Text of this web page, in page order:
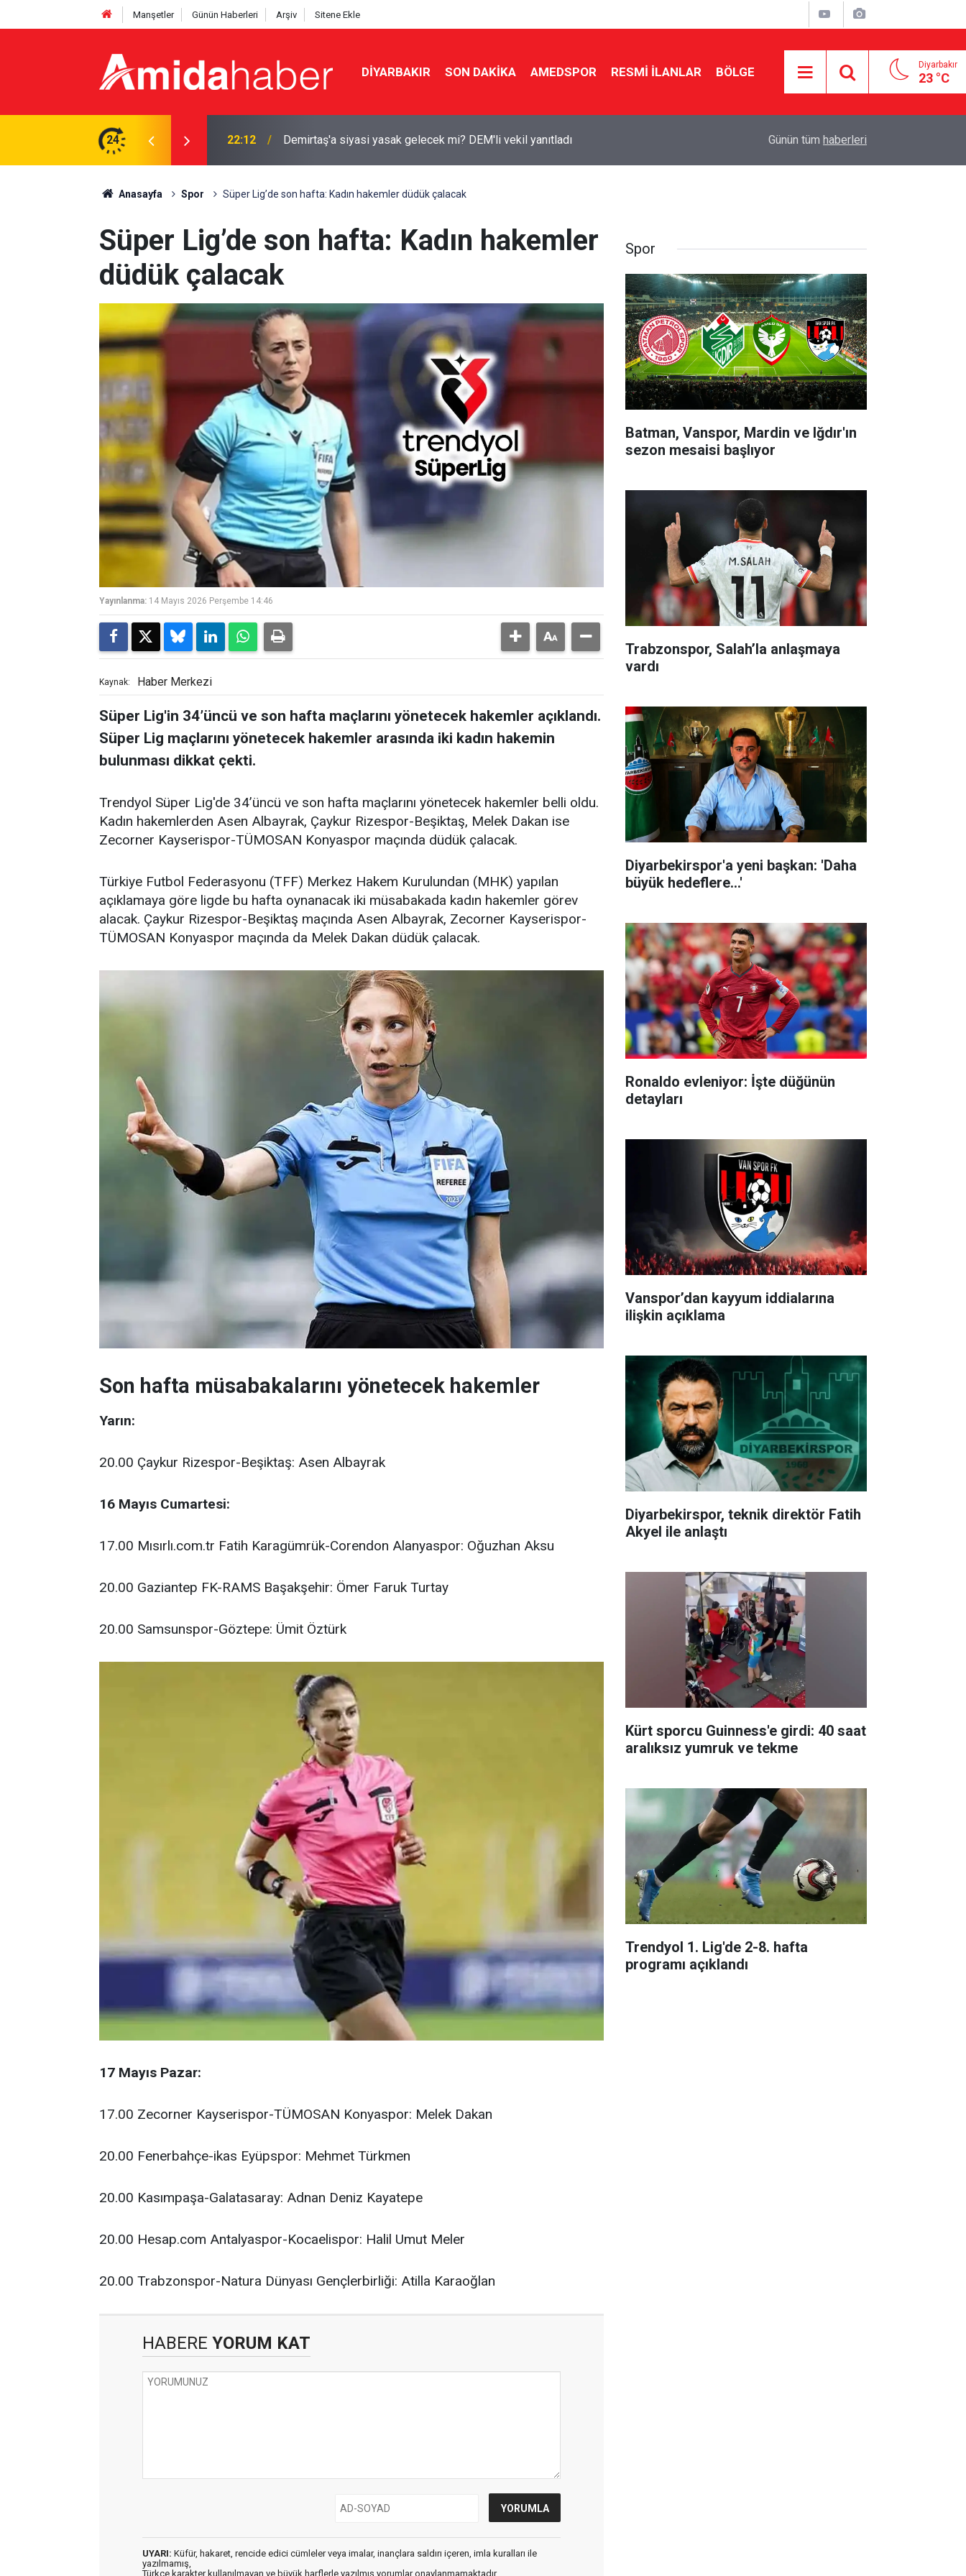
Manşetler Günün Haberleri Arşiv Sitene Ekle
DIYARBAKIR SON DAKIKA AMEDSPOR RESMI İLANLAR BÖLGE Diyarbakır
23 °C
24
DEM'li vekil yanıtladı 21:53 12 maddelik tarihi teklife Diyarbakır’dan kimler imza attı? Diyarbakır’da geçici satış fuarlarına tepki
Günün tüm haberleri
Anasayfa Spor Süper Lig’de son hafta: Kadın hakemler düdük çalacak
Süper Lig’de son hafta: Kadın hakemler
düdük çalacak
Yayınlanma: 14 Mayıs 2026 Perşembe 14:46
Kaynak: Haber Merkezi
Süper Lig'in 34’üncü ve son hafta maçlarını yönetecek hakemler açıklandı.
Süper Lig maçlarını yönetecek hakemler arasında iki kadın hakemin
bulunması dikkat çekti.
Trendyol Süper Lig'de 34’üncü ve son hafta maçlarını yönetecek hakemler belli oldu.
Kadın hakemlerden Asen Albayrak, Çaykur Rizespor-Beşiktaş, Melek Dakan ise
Zecorner Kayserispor-TÜMOSAN Konyaspor maçında düdük çalacak.
Türkiye Futbol Federasyonu (TFF) Merkez Hakem Kurulundan (MHK) yapılan
açıklamaya göre ligde bu hafta oynanacak iki müsabakada kadın hakemler görev
alacak. Çaykur Rizespor-Beşiktaş maçında Asen Albayrak, Zecorner Kayserispor-
TÜMOSAN Konyaspor maçında da Melek Dakan düdük çalacak.
Son hafta müsabakalarını yönetecek hakemler
Yarın:
20.00 Çaykur Rizespor-Beşiktaş: Asen Albayrak
16 Mayıs Cumartesi:
17.00 Mısırlı.com.tr Fatih Karagümrük-Corendon Alanyaspor: Oğuzhan Aksu
20.00 Gaziantep FK-RAMS Başakşehir: Ömer Faruk Turtay
20.00 Samsunspor-Göztepe: Ümit Öztürk
17 Mayıs Pazar:
17.00 Zecorner Kayserispor-TÜMOSAN Konyaspor: Melek Dakan
20.00 Fenerbahçe-ikas Eyüpspor: Mehmet Türkmen
20.00 Kasımpaşa-Galatasaray: Adnan Deniz Kayatepe
20.00 Hesap.com Antalyaspor-Kocaelispor: Halil Umut Meler
20.00 Trabzonspor-Natura Dünyası Gençlerbirliği: Atilla Karaoğlan
HABERE YORUM KAT
UYARI: Küfür, hakaret, rencide edici cümleler veya imalar, inançlara saldırı içeren, imla kuralları ile
yazılmamış,
Türkçe karakter kullanılmayan ve büyük harflerle yazılmış yorumlar onaylanmamaktadır.
Spor
Batman, Vanspor, Mardin ve Iğdır'ın
sezon mesaisi başlıyor
Trabzonspor, Salah’la anlaşmaya
vardı
Diyarbekirspor'a yeni başkan: 'Daha
büyük hedeflere...'
Ronaldo evleniyor: İşte düğünün
detayları
Vanspor’dan kayyum iddialarına
ilişkin açıklama
Diyarbekirspor, teknik direktör Fatih
Akyel ile anlaştı
Kürt sporcu Guinness'e girdi: 40 saat
aralıksız yumruk ve tekme
Trendyol 1. Lig'de 2-8. hafta
programı açıklandı